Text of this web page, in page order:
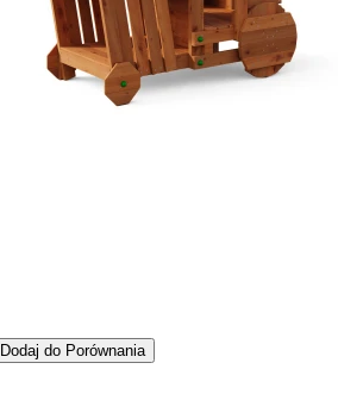
Dodaj do Porównania